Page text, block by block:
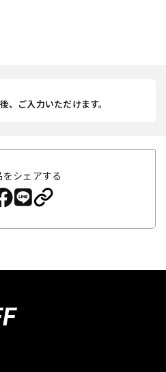
、ご入力いただけます。
をシェアする